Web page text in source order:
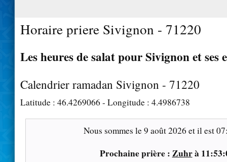
Horaire priere Sivignon - 71220
Les heures de salat pour Sivignon et ses
Calendrier ramadan Sivignon - 71220
Latitude : 46.4269066 - Longitude : 4.4986738
Nous sommes le9 août 2026 et il est
Prochaine prière : Zuhrà